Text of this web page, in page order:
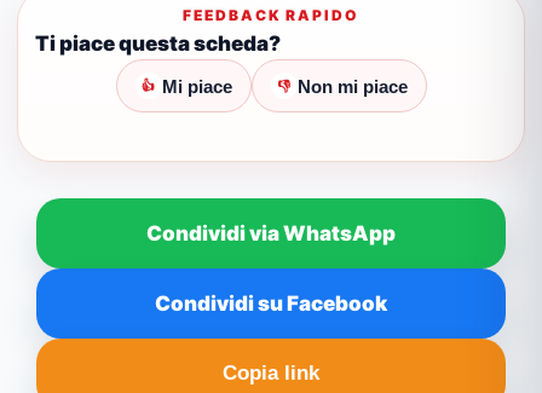
FEEDBACK RAPIDO
Ti piace questa scheda?
👍 Mi piace 👎 Non mi piace
Condividi via WhatsApp
Condividi su Facebook
Copia link